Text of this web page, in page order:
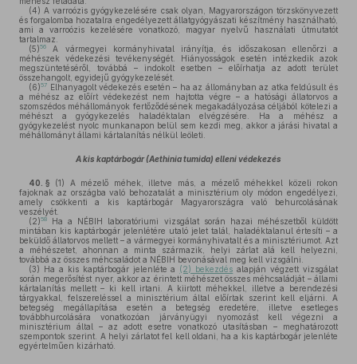
(4) A varroózis gyógykezelésére csak olyan, Magyarországon törzskönyvezett
és forgalomba hozatalra engedélyezett állatgyógyászati készítmény használható,
ami a varroózis kezelésére vonatkozó, magyar nyelvű használati útmutatót
tartalmaz.
(5)56
A vármegyei kormányhivatal irányítja, és időszakosan ellenőrzi a
méhészek védekezési tevékenységét. Hiányosságok esetén intézkedik azok
megszüntetéséről, továbbá – indokolt esetben – előírhatja az adott terület
összehangolt, egyidejű gyógykezelését.
(6)57 Elhanyagolt védekezés esetén – ha az állományban az atka feldúsult és
a méhész az előírt védekezést nem hajtotta végre – a hatósági állatorvos a
szomszédos méhállományok fertőződésének megakadályozása céljából kötelezi a
méhészt a gyógykezelés haladéktalan elvégzésére. Ha a méhész a
gyógykezelést nyolc munkanapon belül sem kezdi meg, akkor a járási hivatal a
méhállományt állami kártalanítás nélkül leöleti.
A kis kaptárbogár (Aethinia tumida) elleni védekezés
40. § (1)
A mézelő méhek, illetve más, a mézelő méhekkel közeli rokon
fajoknak az országba való behozatalát a minisztérium oly módon engedélyezi,
amely csökkenti a kis kaptárbogár Magyarországra való behurcolásának
veszélyét.
(2)58
Ha a NÉBIH laboratóriumi vizsgálat során hazai méhészetből küldött
mintában kis kaptárbogár jelenlétére utaló jelet talál, haladéktalanul értesíti – a
beküldő állatorvos mellett – a vármegyei kormányhivatalt és a minisztériumot. Azt
a méhészetet, ahonnan a minta származik, helyi zárlat alá kell helyezni,
továbbá az összes méhcsaládot a NÉBIH bevonásával meg kell vizsgálni.
(3) Ha a kis kaptárbogár jelenléte a (2) bekezdés alapján végzett vizsgálat
során megerősítést nyer, akkor az érintett méhészet összes méhcsaládját – állami
kártalanítás mellett – ki kell irtani. A kiirtott méhekkel, illetve a berendezési
tárgyakkal, felszereléssel a minisztérium által előírtak szerint kell eljárni. A
betegség megállapítása esetén a betegség eredetére, illetve esetleges
továbbhurcolására vonatkozóan járványügyi nyomozást kell végezni a
minisztérium által – az adott esetre vonatkozó utasításban – meghatározott
szempontok szerint. A helyi zárlatot fel kell oldani, ha a kis kaptárbogár jelenléte
egyértelműen kizárható.